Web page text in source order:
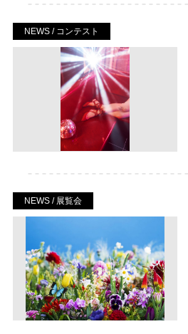
NEWS / コンテスト
NEWS / 展覧会